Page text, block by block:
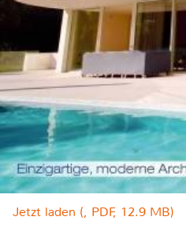
Jetzt laden (, PDF, 12.9 MB)